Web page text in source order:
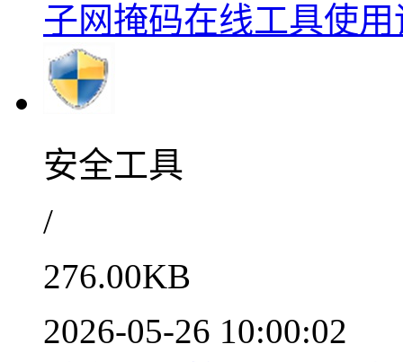
子网掩码在线工具使
安全工具
/
276.00KB
2026-05-26 10:00:02